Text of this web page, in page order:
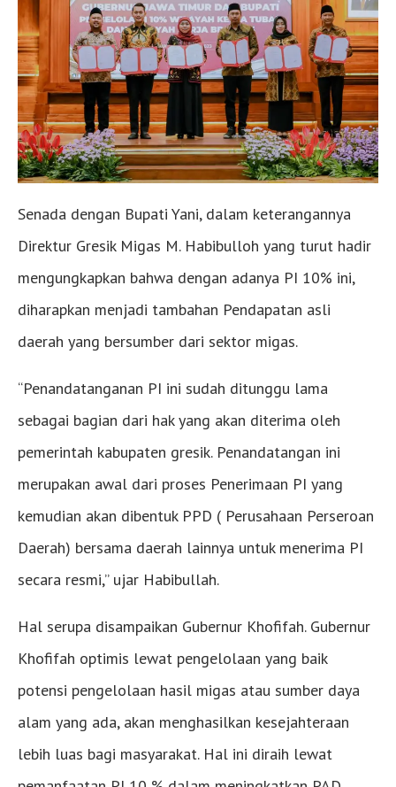
Senada dengan Bupati Yani, dalam keterangannya
Direktur Gresik Migas M. Habibulloh yang turut hadir
mengungkapkan bahwa dengan adanya PI 10% ini,
diharapkan menjadi tambahan Pendapatan asli
daerah yang bersumber dari sektor migas.
“Penandatanganan PI ini sudah ditunggu lama
sebagai bagian dari hak yang akan diterima oleh
pemerintah kabupaten gresik. Penandatangan ini
merupakan awal dari proses Penerimaan PI yang
kemudian akan dibentuk PPD ( Perusahaan Perseroan
Daerah) bersama daerah lainnya untuk menerima PI
secara resmi,” ujar Habibullah.
Hal serupa disampaikan Gubernur Khofifah. Gubernur
Khofifah optimis lewat pengelolaan yang baik
potensi pengelolaan hasil migas atau sumber daya
alam yang ada, akan menghasilkan kesejahteraan
lebih luas bagi masyarakat. Hal ini diraih lewat